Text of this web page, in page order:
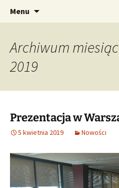
ARFAT
AUGMENTED REALITY
TRAINING
Menu
Archiwum
2019
Prezentacja w
5 kwietnia 2019 Nowości